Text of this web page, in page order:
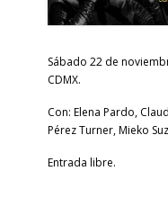
Sábado 22 de
CDMX.
Con: Elena Pardo,
Pérez Turner, Mieko
Entrada libre.